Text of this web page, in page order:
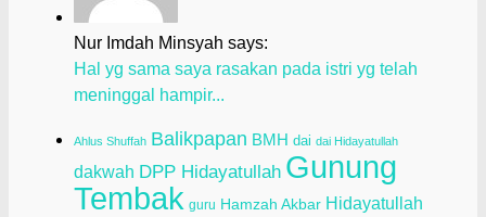
Nur Imdah Minsyah says:
Hal yg sama saya rasakan pada istri yg telah
meninggal hampir...
Ahlus Shuffah Balikpapan BMH dai dai Hidayatullah
dakwah DPP Hidayatullah Gunung
Tembak guru Hamzah Akbar Hidayatullah